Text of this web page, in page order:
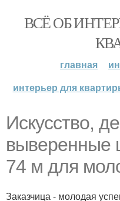
ВСЁ ОБ
главная
интерьер для
Искусство,
выверенные
74 м для
Заказчица - молодая